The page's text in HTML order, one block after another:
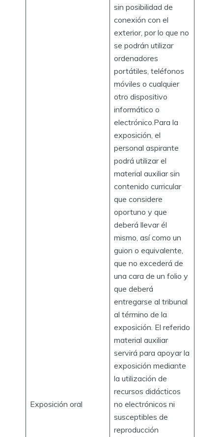
Exposición oral
sin posibilidad de
conexión con el
exterior, por lo que no
se podrán utilizar
ordenadores
portátiles, teléfonos
móviles o cualquier
otro dispositivo
informático o
electrónico.Para la
exposición, el
personal aspirante
podrá utilizar el
material auxiliar sin
contenido curricular
que considere
oportuno y que
deberá llevar él
mismo, así como un
guion o equivalente,
que no excederá de
una cara de un folio y
que deberá
entregarse al tribunal
al término de la
exposición. El referido
material auxiliar
servirá para apoyar la
exposición mediante
la utilización de
recursos didácticos
no electrónicos ni
susceptibles de
reproducción